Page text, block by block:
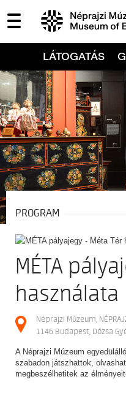
LÁTOGATÁS
PROGRAM
MÉTA
használata
Néprajzi Múzeum,
1146 Budapest, Dózsa
A Néprajzi Múzeum
szabadon játszhattok,
megbeszélhetitek az